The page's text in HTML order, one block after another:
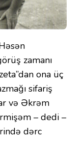
zamanı
ona üç
sifariş
və Əkrəm
– dedi –
dərc